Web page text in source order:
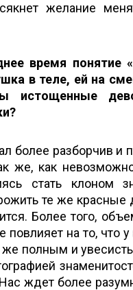
желание
время понятие
в теле, ей на
истощенные
более разборчив
же, как
стать клоном
те же
Более того,
повлияет на то, что
же полным и
ждет более